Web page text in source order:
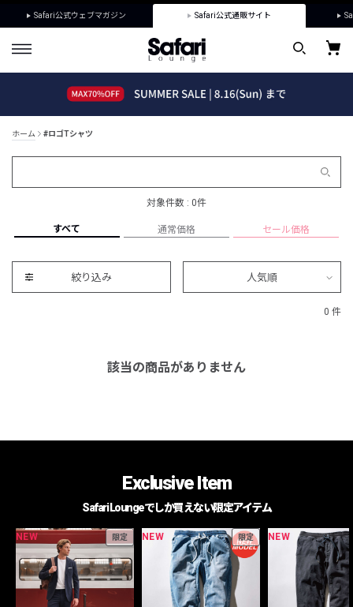
Safari公式ウェブマガジン Safari公式通販サイト
ホーム #ロゴTシャツ
対象件数 : 0件
すべて 通常価格 セール価格
絞り込み 人気順
0 件
該当の商品がありません
Exclusive Item
Safari Loungeでしか買えない限定アイテム
NEW 限定 NEW 限定 NEW